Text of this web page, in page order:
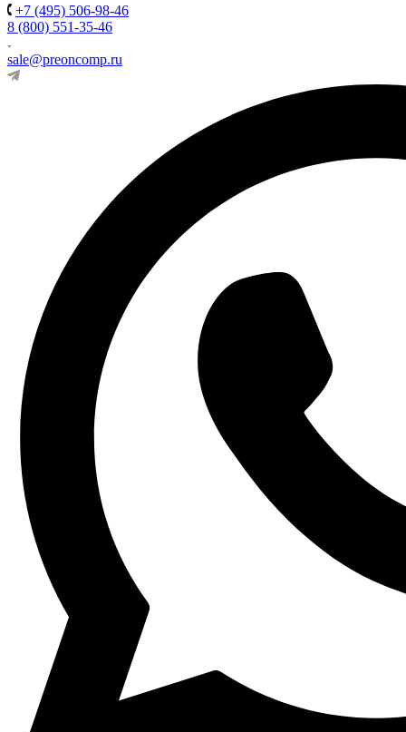
+7 (495) 506-98-46
8 (800) 551-35-46
sale@preoncomp.ru